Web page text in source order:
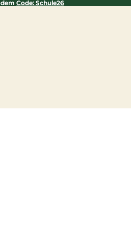
Code: Schule26
Code: Schule26